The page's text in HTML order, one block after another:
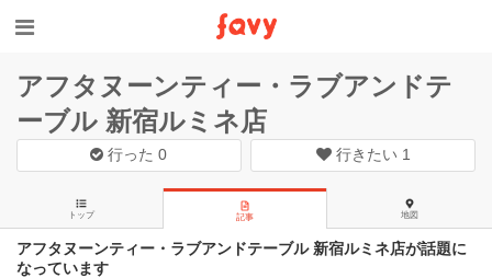
アフタヌーンティー・ラブアンドテ
ーブル 新宿ルミネ店
行った0 行きたい 1
トップ 記事 地図
アフタヌーンティー・ラブアンドテーブル 新宿ルミネ店が話題に
なっています